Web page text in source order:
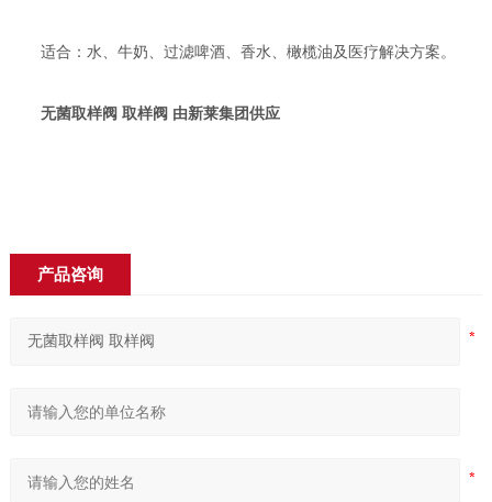
适合：水、牛奶、过滤啤酒、香水、橄榄油及医疗解决方案。
无菌取样阀 取样阀 由新莱集团供应
产品咨询